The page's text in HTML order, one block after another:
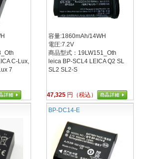
C-Lux,
7
容量:1860mAh/14WH
電圧:7.2V
商品型式：19LW151_Oth
leica BP-SCL4 LEICA Q2 SL
SL2 SL2-S
47,325 円（税込）
BP-DC14-E